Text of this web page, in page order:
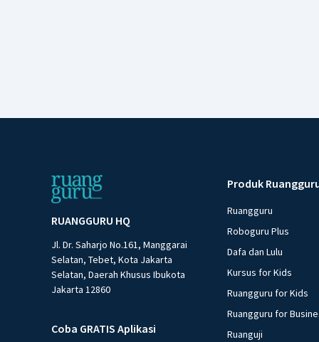
RUANGGURU HQ
Jl. Dr. Saharjo No.161, Manggarai
Selatan, Tebet, Kota Jakarta
Selatan, Daerah Khusus Ibukota
Jakarta 12860
Coba GRATIS Aplikasi
Produk
Ruangguru
Roboguru Plus
Dafa dan Lulu
Kursus for Kids
Ruangguru for Kids
Ruangguru for
Ruanguji